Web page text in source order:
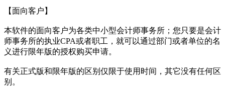
【面向客户】
本软件的面向客户为各类中小型会计师事务所；您只要是会计
师事务所的执业CPA或者职工，就可以通过部门或者单位的名
义进行限年版的授权购买申请。
有关正式版和限年版的区别仅限于使用时间，其它没有任何区
别。